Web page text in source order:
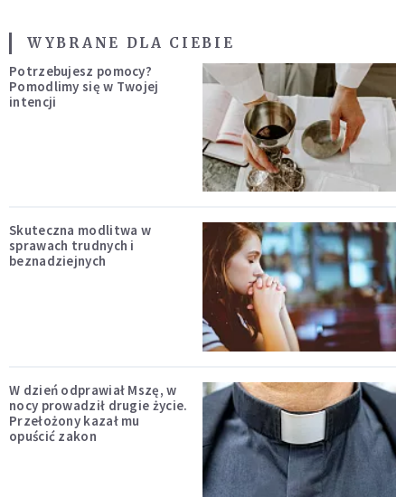
WYBRANE DLA CIEBIE
Potrzebujesz pomocy?
Pomodlimy się w Twojej
intencji
Skuteczna modlitwa w
sprawach trudnych i
beznadziejnych
W dzień odprawiał Mszę, w
nocy prowadził drugie życie.
Przełożony kazał mu
opuścić zakon